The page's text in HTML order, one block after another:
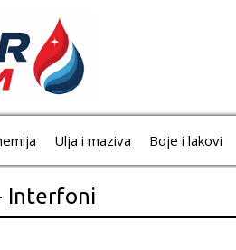
Ulja i maziva Boje i lakovi
Interfoni